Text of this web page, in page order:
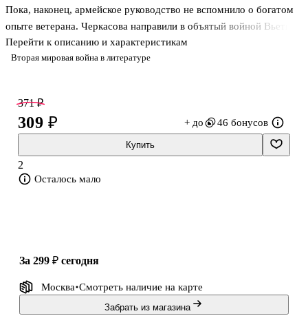
Вторая мировая война в литературе
Пока, наконец, армейское руководство не вспомнило о богатом
опыте ветерана. Черкасова направили в объятый войной Вьетнам
обучать военнослужащих управлению современным ПЗРК. Все
шло по плану, пока американцы не ввели в строй новейшие
советское командование решает провести операцию по захвату
«Кобры». На это опасное задание идет и бесстрашный капитан-
Стратегические планы, удач
Перейти к описанию и характеристикам
371 ₽
309 ₽ + до 46 бонусов
Купить
2
Осталось мало
за 299 ₽ сегодня
Москва Смотреть наличие на карте
Забрать из магазина